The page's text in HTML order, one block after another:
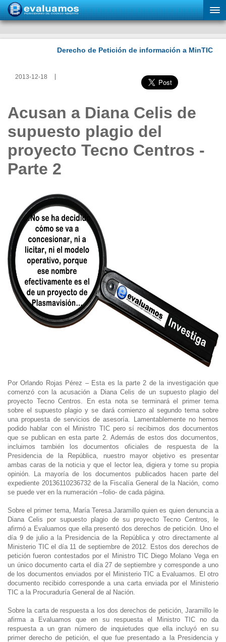
2013-12-18
Acusan a Diana Celis de
supuesto plagio del
proyecto Tecno Centros -
Parte 2
Por Orlando Rojas Pérez – Esta es la parte 2 de la investigación que
comenzó con la acusación a Diana Celis de un supuesto plagio del
proyecto Tecno Centros. En esta nota se terminará el primer tema
sobre el supuesto plagio y se dará comienzo al segundo tema sobre
una propuesta de servicios de asesoría. Lamentablemente no hemos
podido hablar con el Ministro TIC pero sí recibimos dos documentos
que se publican en esta parte 2. Además de estos dos documentos,
incluimos también los documentos oficiales de respuesta de la
Presidencia de la República, nuestro mayor objetivo es presentar
ambas caras de la noticia y que el lector lea, digiera y tome su propia
opinión. La mayoría de los documentos publicados hacen parte del
expediente 20136110236732 de la Fiscalía General de la Nación, como
se puede ver en la numeración –folio- de cada página.
Sobre el primer tema, María Teresa Jaramillo quien es quien denuncia a
Diana Celis por supuesto plagio de su proyecto Tecno Centros, le
afirmó a Evaluamos que ella presentó dos derechos de petición. Uno el
día 9 de julio a la Presidencia de la República y otro directamente al
Ministerio TIC el día 11 de septiembre de 2012. Estos dos derechos de
petición fueron contestados por el Ministro TIC Diego Molano Vega en
un único documento carta el día 27 de septiembre y corresponde a uno
de los documentos enviados por el Ministerio TIC a Evaluamos. El otro
documento recibido corresponde a una carta enviada por el Ministerio
TIC a la Procuraduría General de al Nación.
Sobre la carta de respuesta a los dos derechos de petición, Jaramillo le
afirma a Evaluamos que en su respuesta el Ministro TIC no da
respuesta a un gran número de inquietudes que ella incluyó en su
primer derecho de petición, el que fue presentado a la Presidencia y